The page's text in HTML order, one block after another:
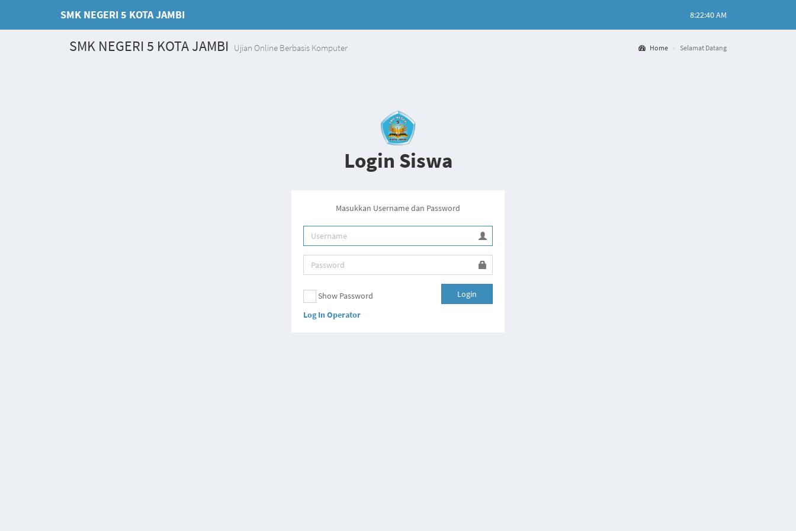
SMK NEGERI 5 KOTA JAMBI 8:22:40 AM
SMK NEGERI 5 KOTA JAMBI Ujian Online Berbasis Komputer Home Selamat Datang
Login Siswa
Masukkan Username dan Password
Show Password
Log In Operator
Login